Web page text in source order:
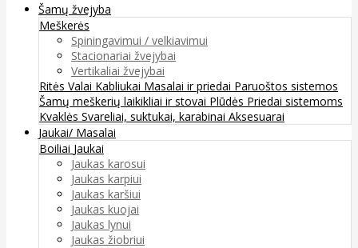
Šamų žvejyba
Meškerės
Spiningavimui / velkiavimui
Stacionariai žvejybai
Vertikaliai žvejybai
Ritės Valai Kabliukai Masalai ir priedai Paruoštos sistemos
Šamų meškerių laikikliai ir stovai Plūdės Priedai sistemoms
Kvaklės Svareliai, suktukai, karabinai Aksesuarai
Jaukai/ Masalai
Boiliai Jaukai
Jaukas karosui
Jaukas karpiui
Jaukas karšiui
Jaukas kuojai
Jaukas lynui
Jaukas žiobriui